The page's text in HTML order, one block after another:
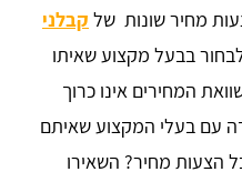
מחיר שונות של קבלני
בבעל מקצוע שאיתו
המחירים אינו כרוך
עם בעלי המקצוע שאיתם
הצעות מחיר? השאירו